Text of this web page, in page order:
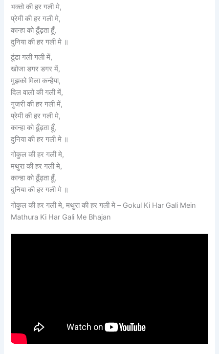
भक्तो की हर गली मे,
प्रेमी की हर गली मे,
कान्हा को ढूँढ़ता हूँ,
दुनिया की हर गली मे ॥
ढूंढा गली गली में,
खोजा डगर डगर में,
मुझको मिला कन्हैया,
दिल वालो की गली में,
गुजरी की हर गली में,
प्रेमी की हर गली मे,
कान्हा को ढूँढ़ता हूँ,
दुनिया की हर गली मे ॥
गोकुल की हर गली मे,
मथुरा की हर गली मे,
कान्हा को ढूँढ़ता हूँ,
दुनिया की हर गली मे ॥
गोकुल की हर गली मे, मथुरा की हर गली मे – Gokul Ki Har Gali Mein
Mathura Ki Har Gali Me Bhajan